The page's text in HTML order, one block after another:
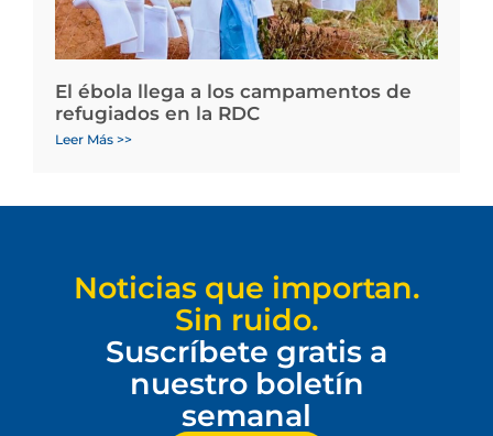
El ébola llega a los campamentos de
refugiados en la RDC
Leer Más >>
Noticias que importan.
Sin ruido.
Suscríbete gratis a
nuestro boletín
semanal